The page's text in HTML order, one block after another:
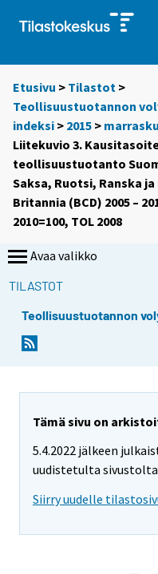
Etusivu > Tilastot >
Teollisuustuotannon
indeksi > 2015 >
Liitekuvio 3.
teollisuustuotanto
Saksa, Ruotsi, Ranska ja
Britannia (BCD) 2005 –
2010=100, TOL 2008
Avaa valikko
TILASTOT
Teollisuustuotannon
Tämä sivu on
5.4.2022 jälkeen
uudistetulta
Siirry uudelle